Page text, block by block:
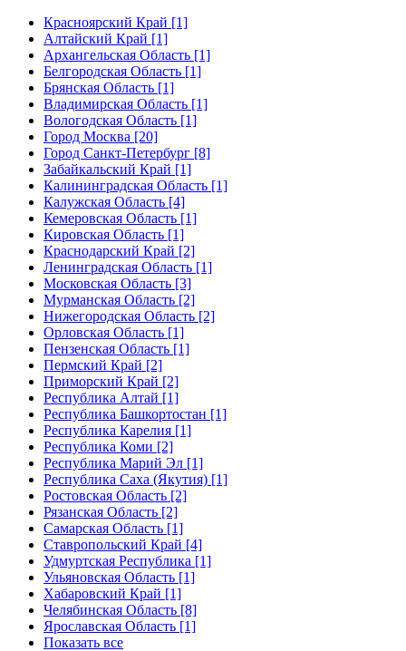
Красноярский Край [1]
Алтайский Край [1]
Архангельская Область [1]
Белгородская Область [1]
Брянская Область [1]
Владимирская Область [1]
Вологодская Область [1]
Город Москва [20]
Город Санкт-Петербург [8]
Забайкальский Край [1]
Калининградская Область [1]
Калужская Область [4]
Кемеровская Область [1]
Кировская Область [1]
Краснодарский Край [2]
Ленинградская Область [1]
Московская Область [3]
Мурманская Область [2]
Нижегородская Область [2]
Орловская Область [1]
Пензенская Область [1]
Пермский Край [2]
Приморский Край [2]
Республика Алтай [1]
Республика Башкортостан [1]
Республика Карелия [1]
Республика Коми [2]
Республика Марий Эл [1]
Республика Саха (Якутия) [1]
Ростовская Область [2]
Рязанская Область [2]
Самарская Область [1]
Ставропольский Край [4]
Удмуртская Республика [1]
Ульяновская Область [1]
Хабаровский Край [1]
Челябинская Область [8]
Ярославская Область [1]
Показать все